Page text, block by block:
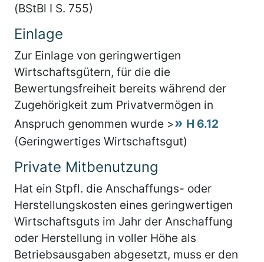
(BStBl I S. 755)
Einlage
Zur Einlage von geringwertigen
Wirtschaftsgütern, für die die
Bewertungsfreiheit bereits während der
Zugehörigkeit zum Privatvermögen in
Anspruch genommen wurde >
H 6.12
(Geringwertiges Wirtschaftsgut)
Private Mitbenutzung
Hat ein Stpfl. die Anschaffungs- oder
Herstellungskosten eines geringwertigen
Wirtschaftsguts im Jahr der Anschaffung
oder Herstellung in voller Höhe als
Betriebsausgaben abgesetzt, muss er den